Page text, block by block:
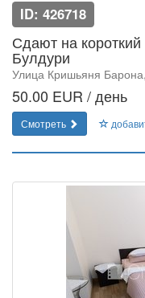
ID: 426718
Сдают на
Булдури
Улица Кришьяня
50.00 EUR / день
Смотреть